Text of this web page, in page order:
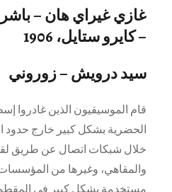
غازي غيراي هان –
– كايرو ستايل، 1906
سيد درويش – زوروني
قام الموسيقيون الذين غادروا
الحضرية بشكل كبير خارج حدود
خلال شبكات اتصال عن طريق
والمقاهي، وغيرها من